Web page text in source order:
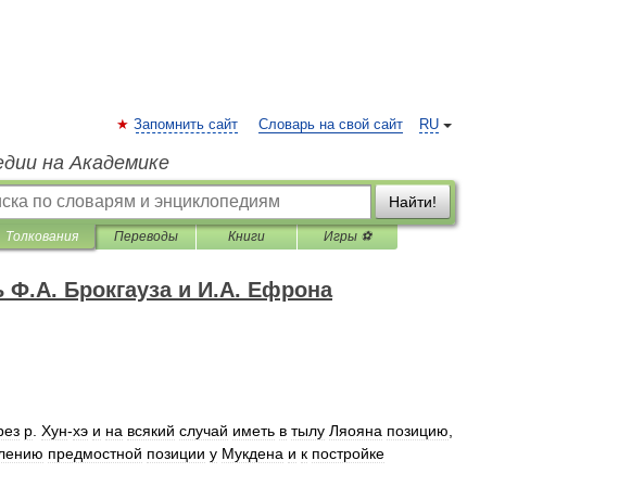
RU
Запомнить сайт Словарь на свой сайт
на Академике
Найти!
Толкования Переводы Книги Игры ⚽
Ф.А. Брокгауза и И.А. Ефрона
р Хун-хэ и на всякий случай иметь в тылу Ляояна позицию
предмостной позиции у Мукдена и к постройке